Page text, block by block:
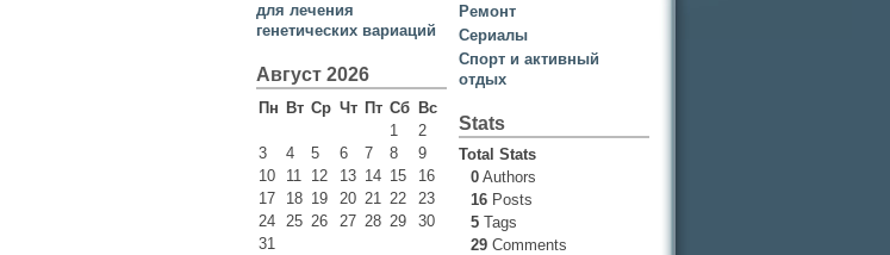
для лечения
генетических вариаций
Август 2026
Пн Вт Ср Чт Пт Сб Вс
1
2
3
4 5 6 7 8
9
10
11 12 13 14 15
16
17
18 19 20 21 22
23
24 25 26 27 28 29
30
31
Ремонт
Сериалы
Спорт и активный
отдых
Stats
Total Stats
0 Authors
16 Posts
5 Tags
29 Comments